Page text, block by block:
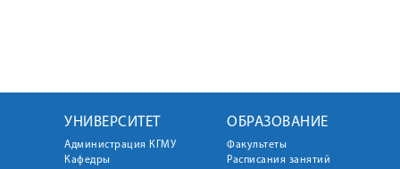
УНИВЕРСИТЕТ
Администрация КГМУ
Кафедры
ОБРАЗОВАНИЕ
Факультеты
Расписания занятий